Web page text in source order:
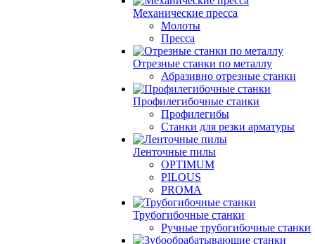
Механические пресса
Молоты
Пресса
Отрезные станки по металлу
Абразивно отрезные станки
Профилегибочные станки
Профилегибы
Станки для резки арматуры
Ленточные пилы
OPTIMUM
PILOUS
PROMA
Трубогибочные станки
Ручные трубогибочные станки